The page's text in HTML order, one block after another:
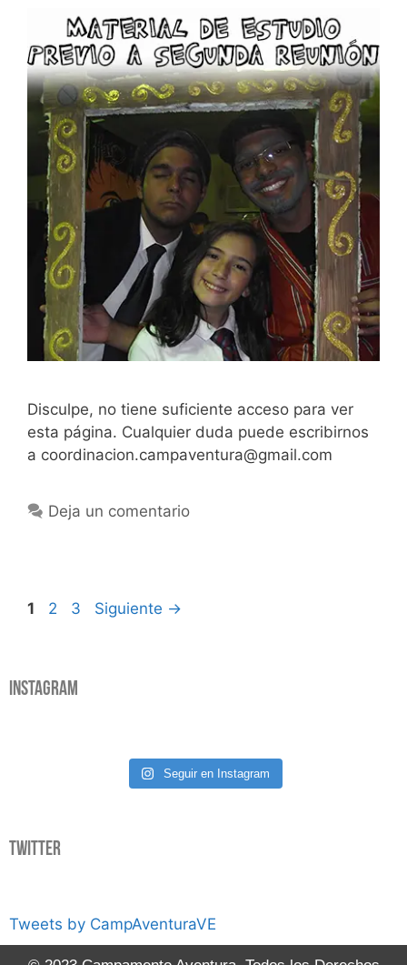
Disculpe, no tiene suficiente acceso para ver
esta página. Cualquier duda puede escribirnos
a coordinacion.campaventura@gmail.com
Deja un comentario
1 2 3 Siguiente →
Instagram
Seguir en Instagram
Twitter
Tweets by CampAventuraVE